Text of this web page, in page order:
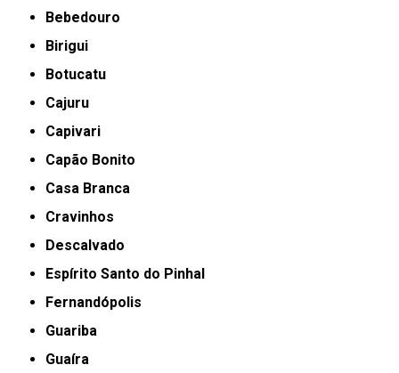
Bebedouro
Birigui
Botucatu
Cajuru
Capivari
Capão Bonito
Casa Branca
Cravinhos
Descalvado
Espírito Santo do Pinhal
Fernandópolis
Guariba
Guaíra